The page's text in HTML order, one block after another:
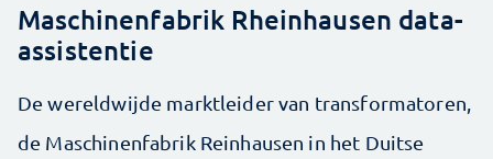
Maschinenfabrik Rheinhausen data-
assistentie
De wereldwijde marktleider van transformatoren,
de Maschinenfabrik Reinhausen in het Duitse